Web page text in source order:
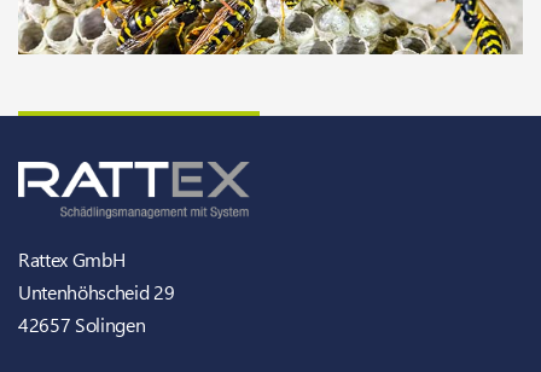
Rattex GmbH
Untenhöhscheid 29
42657 Solingen